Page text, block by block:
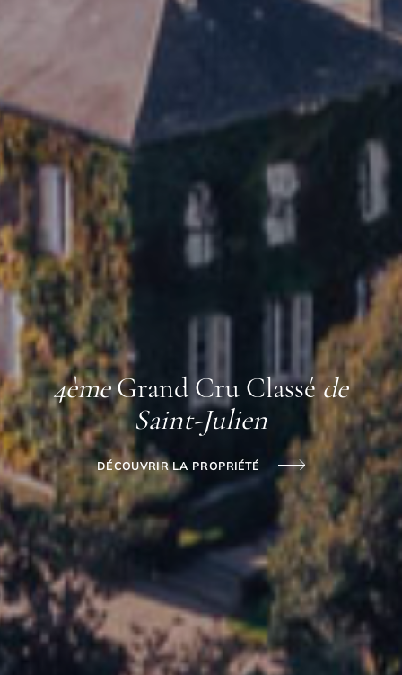
4èmeGrand Cru Classéde
Saint-Julien
DÉCOUVRIR LA PROPRIÉTÉ